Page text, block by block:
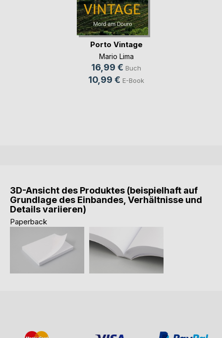
Porto Vintage
Mario Lima
16,99 € Buch
10,99 € E-Book
3D-Ansicht des Produktes (beispielhaft auf
Grundlage des Einbandes, Verhältnisse und
Details variieren)
Paperback